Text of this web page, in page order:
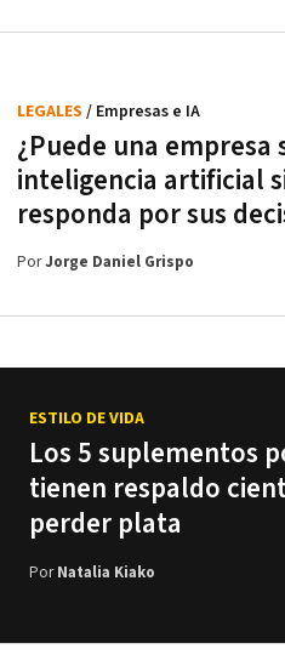
¿Puede una
inteligencia artificial
responda por sus
LEGALES / Empresas e IA
PorJorge Daniel Grispo
Los 5 suplementos
tienen respaldo
perder plata
ESTILO DE VIDA
PorNatalia Kiako